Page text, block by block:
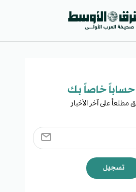
خاصاً بك​
على آخر الأخبار
تسجيل